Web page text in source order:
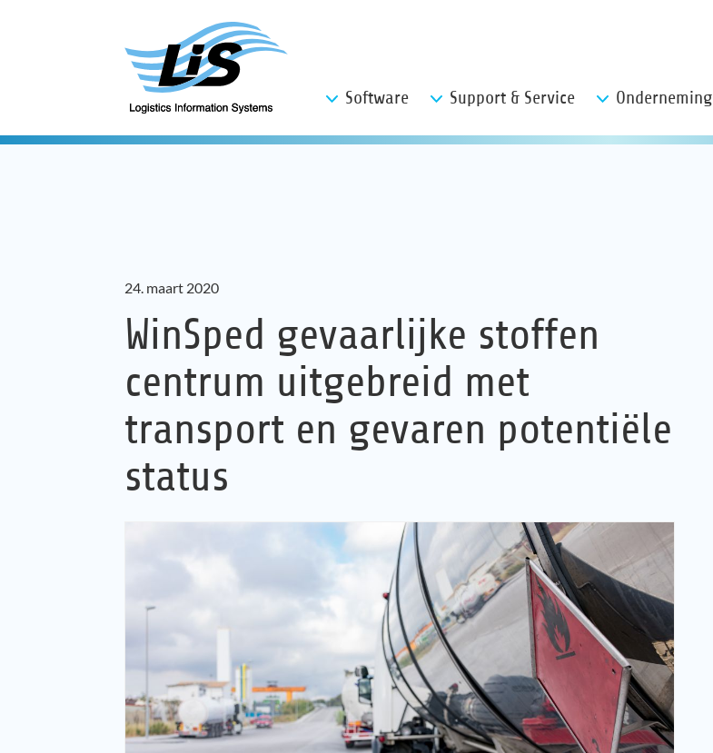
Software Support & Service Onderneming
24. maart 2020
WinSped gevaarlijke stoffen
centrum uitgebreid met
transport en gevaren potentiële
status